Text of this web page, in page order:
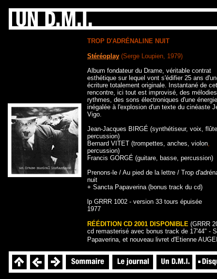
TROP D'ADRÉNALINE NUIT
Stéréoplay (Serge Loupien, 1979)
Album fondateur du Drame, véritable contrat
esthétique sur lequel vont s'édifier 25 ans
écriture totalement originale. Instantané de
rencontre, ici tout est improvisé, des
rythmes, des sons électroniques d'une énergie
inégalée à l'explosion d'un texte du cinéaste
Vigo.
Jean-Jacques BIRGÉ (synthétiseur, voix,
percussion)
Bernard VITET (trompettes, anches, violon,
percussion)
Francis GORGÉ (guitare, basse, percussion)
Prenons-le / Au pied de la lettre / Trop
nuit
+ Sancta Papaverina (bonus track du cd)
lp GRRR 1002 - version 33 tours épuisée
1977
RÉÉDITION CD 2001 DISPONIBLE (GRRR
cd remasterisé avec bonus track de 17'44" -
Papaverina, et nouveau livret d'Etienne